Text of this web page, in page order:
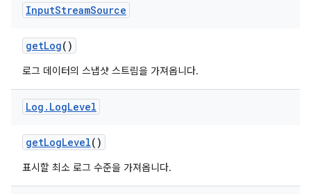
InputStreamSource
getLog()
로그 데이터의 스냅샷 스트림을 가져옵니다.
Log . LogLevel
getLogLevel()
표시할 최소 로그 수준을 가져옵니다.